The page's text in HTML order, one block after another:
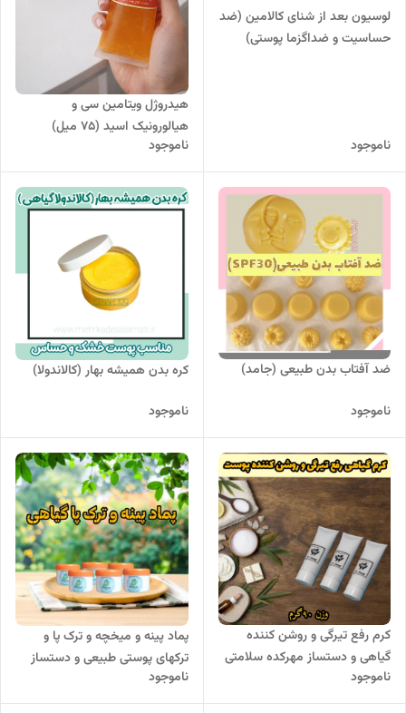
لوسیون بعد از شنای کالامین (ضد
حساسیت و ضداگزما پوستی)
ناموجود
هیدروژل ویتامین سی و
هیالورونیک اسید (۷۵ میل)
ناموجود
ضد آفتاب بدن طبیعی (جامد)
ناموجود
کره بدن همیشه بهار (کالاندولا)
ناموجود
کرم رفع تیرگی و روشن کننده
گیاهی و دستساز مهرکده سلامتی
90گرمی
ناموجود
پماد پینه و میخچه و ترک پا و
ترکهای پوستی طبیعی و دستساز
(90 گرمی)
ناموجود